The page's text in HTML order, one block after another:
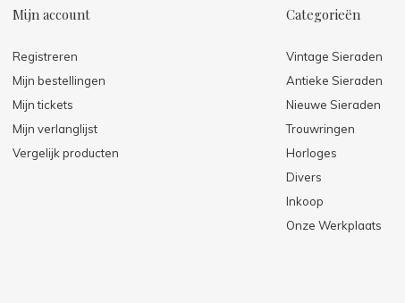
Mijn account
Registreren
Mijn bestellingen
Mijn tickets
Mijn verlanglijst
Vergelijk producten
Categorieën
Vintage Sieraden
Antieke Sieraden
Nieuwe Sieraden
Trouwringen
Horloges
Divers
Inkoop
Onze Werkplaats